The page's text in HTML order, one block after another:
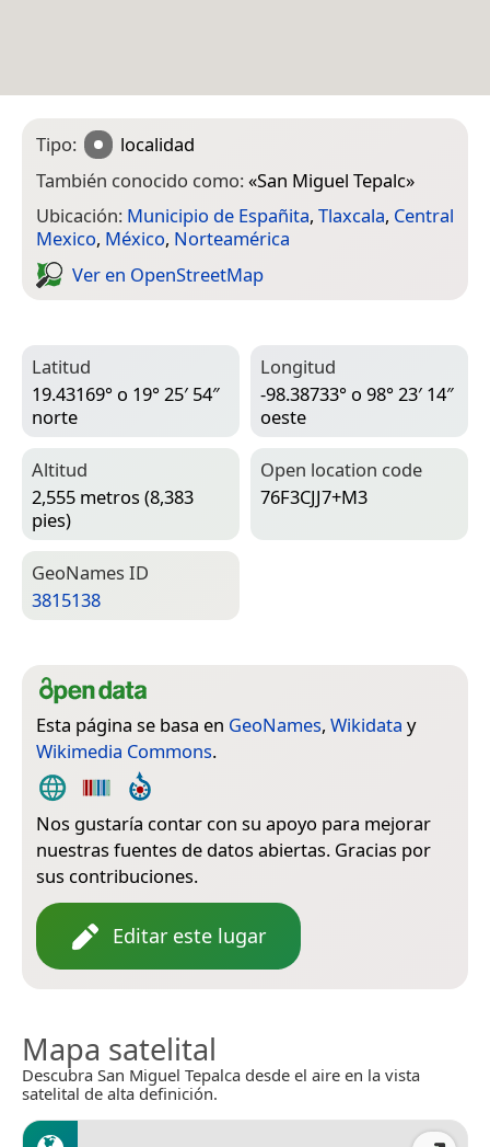
Tipo:
localidad
También conocido como:«San Miguel Tepalc»
Ubicación: Municipio de Españita, Tlaxcala, Central
Mexico, México, Norteamérica
Ver en Open­Street­Map
Latitud
19.43169° o 19° 25′ 54″
norte
Longitud
-98.38733° o 98° 23′ 14″
oeste
Altitud
2,555 metros (8,383
pies)
Open location code
76F3CJJ7+M3
Geo­Names ID
3815138
Esta página se basa en GeoNames, Wikidata y
Wikimedia Commons.
Nos gustaría contar con su apoyo para mejorar
nuestras fuentes de datos abiertas. Gracias por
sus contribuciones.
Editar este lugar
Mapa satelital
Descubra San Miguel Tepalca desde el aire en la vista
satelital de alta definición.